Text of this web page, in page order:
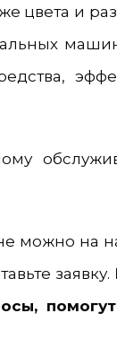
цвета и
можно на
заявку.